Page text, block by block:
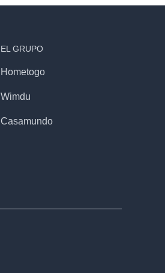
EL GRUPO
Hometogo
Wimdu
Casamundo